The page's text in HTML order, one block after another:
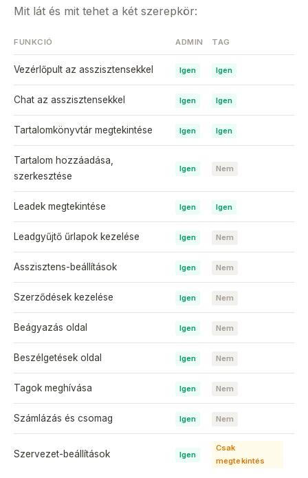
Mit lát és mit tehet a két szerepkör:
FUNKCIÓ ADMIN TAG
Vezérlőpult az asszisztensekkel Igen Igen
Chat az asszisztensekkel Igen Igen
Tartalomkönyvtár megtekintése Igen Igen
Tartalom hozzáadása,
szerkesztése
Igen Nem
Leadek megtekintése Igen Igen
Leadgyűjtő űrlapok kezelése Igen Nem
Asszisztens-beállítások Igen Nem
Szerződések kezelése Igen Nem
Beágyazás oldal Igen Nem
Beszélgetések oldal Igen Nem
Tagok meghívása Igen Nem
Számlázás és csomag Igen Nem
Szervezet-beállítások Igen
Csak
megtekintés